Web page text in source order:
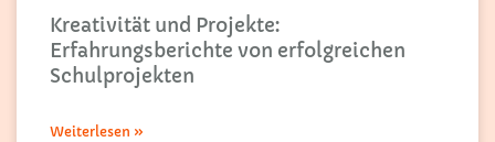
Kreativität und Projekte:
Erfahrungsberichte von erfolgreichen
Schulprojekten
Weiterlesen »